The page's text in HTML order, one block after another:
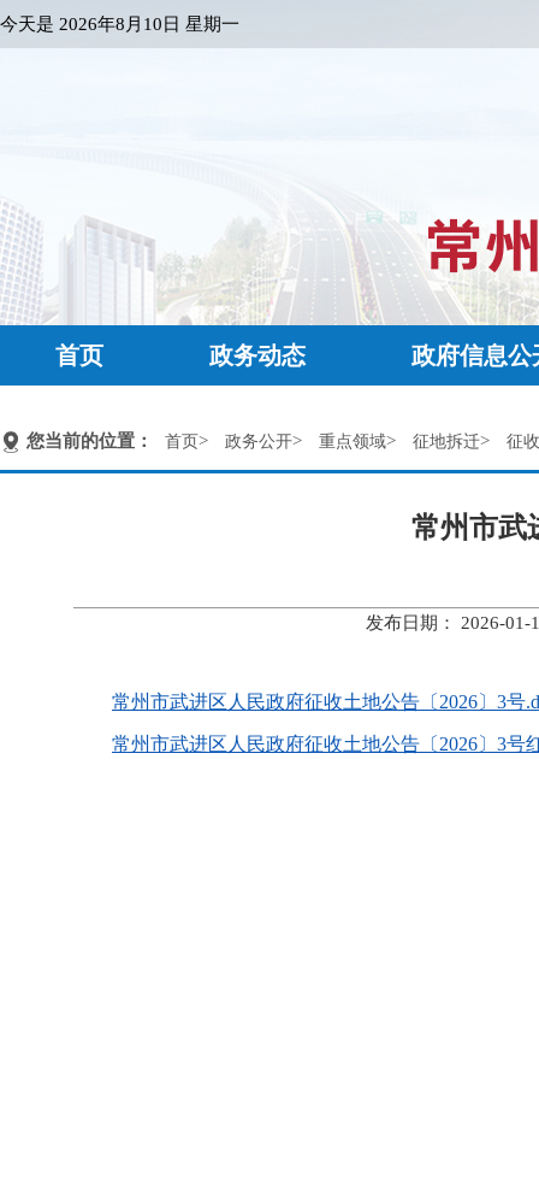
今天是 2026年8月10日 星期一
首页 政务动态 政府信息公
您当前的位置： 首页> 政务公开> 重点领域> 征地拆迁> 征
常州市武
发布日期： 2026-
常州市武进区人民政府征收土地公告〔2026〕3号
常州市武进区人民政府征收土地公告〔2026〕3号